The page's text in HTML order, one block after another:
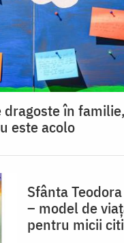
dragoste în
este acolo
Sfânta
– model de
pentru micii